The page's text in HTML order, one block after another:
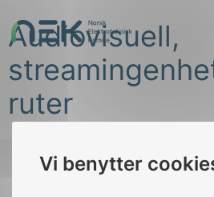
Vi benytter
innhold
NEK
Søk
Audiovisuell,
ruter